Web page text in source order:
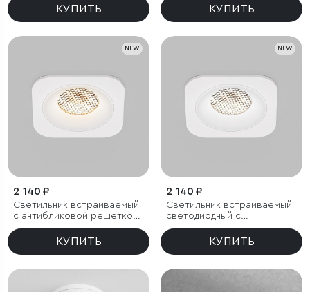
КУПИТЬ КУПИТЬ
NEW
2 140 ₽
Светильник встраиваемый
с антибликовой решеткой
Tetro 10W 3000K белый
КУПИТЬ
NEW
2 140 ₽
Светильник встраиваемый
светодиодный с
антибликовой решеткой
Tetro 10W 4000K белый
КУПИТЬ